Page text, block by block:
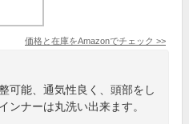
価格と在庫をAmazonでチェック >>
可能、通気性良く、頭部をし
ンナーは丸洗い出来ます。